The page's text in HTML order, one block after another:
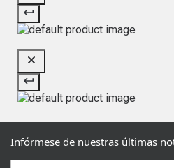
Infórmese de nuestras últimas